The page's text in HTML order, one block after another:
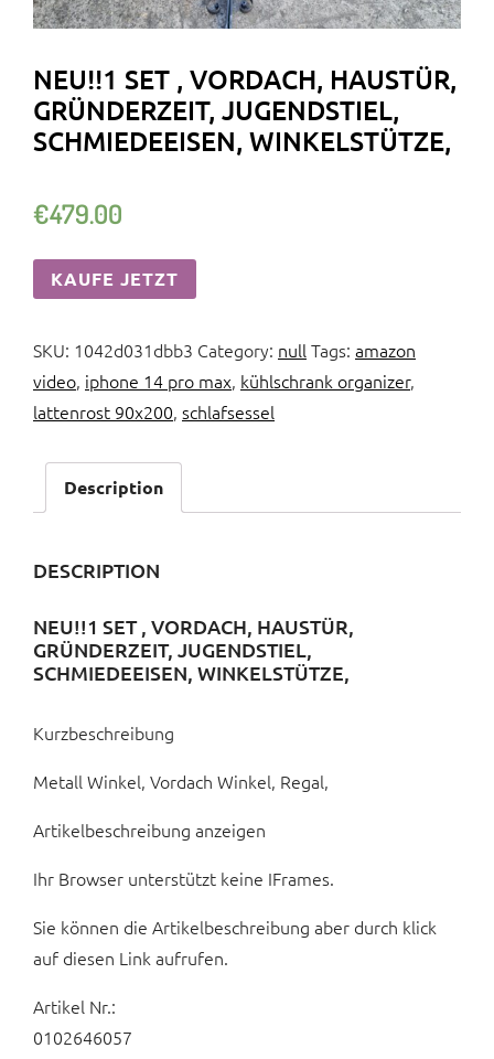
NEU!!1 SET , VORDACH, HAUSTÜR,
GRÜNDERZEIT, JUGENDSTIEL,
SCHMIEDEEISEN, WINKELSTÜTZE,
€479.00
KAUFE JETZT
SKU: 1042d031dbb3 Category: null Tags: amazon
video, iphone 14 pro max, kühlschrank organizer,
lattenrost 90x200, schlafsessel
Description
DESCRIPTION
NEU!!1 SET , VORDACH, HAUSTÜR,
GRÜNDERZEIT, JUGENDSTIEL,
SCHMIEDEEISEN, WINKELSTÜTZE,
Kurzbeschreibung
Metall Winkel, Vordach Winkel, Regal,
Artikelbeschreibung anzeigen
Ihr Browser unterstützt keine IFrames.
Sie können die Artikelbeschreibung aber durch klick
auf diesen Link aufrufen.
Artikel Nr.:
0102646057